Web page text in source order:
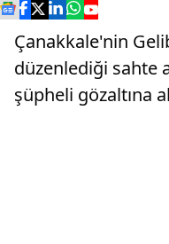
Çanakkale'nin
düzenlediği sahte
şüpheli gözaltına